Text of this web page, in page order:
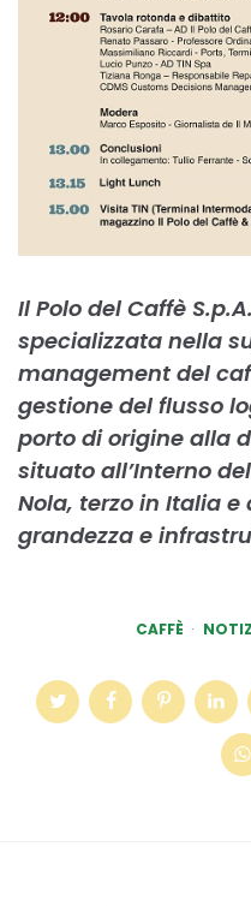
Il Polo del Caffè
specializzata nella
management del
gestione del flusso
porto di origine alla
situato all’Interno
Nola, terzo in Italia
grandezza e
CAFFÈ